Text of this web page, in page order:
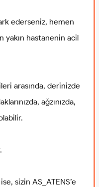
ederseniz, hemen
yakın hastanenin acil
arasında, derinizde
ağzınızda,
sizin AS_ATENS’e